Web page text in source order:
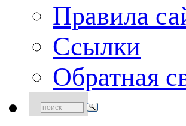
Правила
Ссылки
Обратная